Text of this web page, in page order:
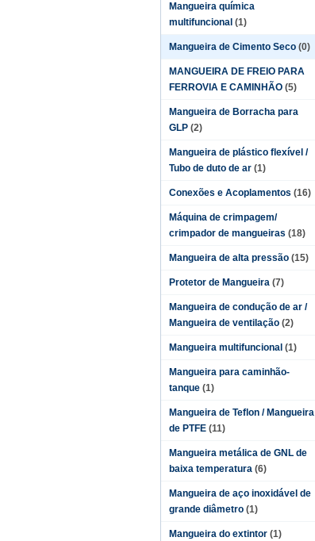
Mangueira química
multifuncional (1)
Mangueira de Cimento Seco (0)
MANGUEIRA DE FREIO PARA
FERROVIA E CAMINHÃO (5)
Mangueira de Borracha para
GLP (2)
Mangueira de plástico flexível /
Tubo de duto de ar (1)
Conexões e Acoplamentos (16)
Máquina de crimpagem/
crimpador de mangueiras (18)
Mangueira de alta pressão (15)
Protetor de Mangueira (7)
Mangueira de condução de ar /
Mangueira de ventilação (2)
Mangueira multifuncional (1)
Mangueira para caminhão-
tanque (1)
Mangueira de Teflon / Mangueira
de PTFE (11)
Mangueira metálica de GNL de
baixa temperatura (6)
Mangueira de aço inoxidável de
grande diâmetro (1)
Mangueira do extintor (1)